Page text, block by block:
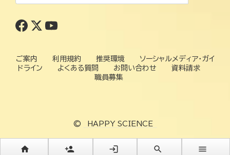
ご案内 利用規約 推奨環境
ソーシャルメディア・ガイ
ドライン
よくある質問 お問い合わせ
資料請求
職員募集
© HAPPY SCIENCE
home person_add login search menu